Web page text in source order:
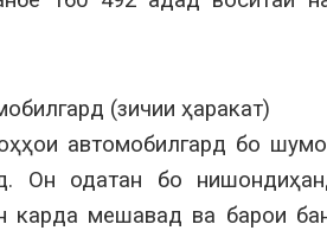
(зичии ҳаракат)
автомобилгард бо
Он одатан бо
мешавад ва барои